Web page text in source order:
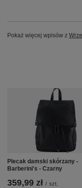
Pokaż więcej wpisów z
Plecak damski skórzany -
Barberini's - Czarny
359,99 zł / szt.